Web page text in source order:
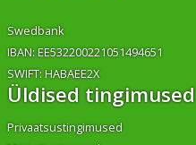
Swedbank
IBAN: EE532200221051494651
SWIFT: HABAEE2X
Üldised tingimused
Privaatsustingimused